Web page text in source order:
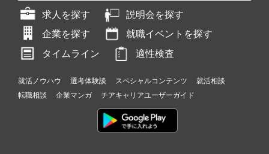
求人を探す
説明会を探す
企業を探す
就職イベントを探す
タイムライン
適性検査
就活ノウハウ 選考体験談 スペシャルコンテンツ
就活相談
転職相談
企業マンガ チアキャリアユーザーガイド